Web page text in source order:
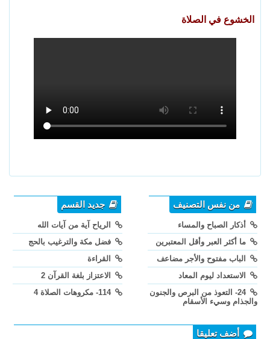
الخشوع في الصلاة
من نفس التصنيف
أذكار الصباح والمساء
ما أكثر العبر وأقل المعتبرين
الباب مفتوح والأجر مضاعف
الاستعداد ليوم المعاد
24- التعوذ من البرص والجنون
والجذام وسيء الأسقام
جديد القسم
الرياح آية من آيات الله
فضل مكة والترغيب بالحج
القراءة
الاعتزاز بلغة القرآن 2
114- مكروهات الصلاة 4
أضف تعليقا